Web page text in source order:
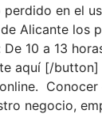
en el
Alicante
10 a 13
aquí [/
negocio,